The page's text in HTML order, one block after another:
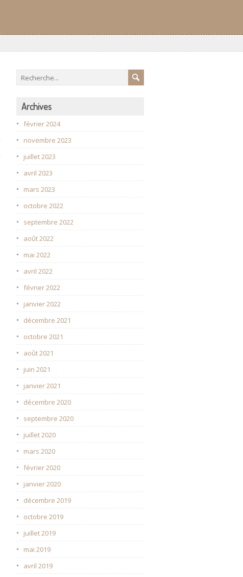
Archives
février 2024
novembre 2023
juillet 2023
avril 2023
mars 2023
octobre 2022
septembre 2022
août 2022
mai 2022
avril 2022
février 2022
janvier 2022
décembre 2021
octobre 2021
août 2021
juin 2021
janvier 2021
décembre 2020
septembre 2020
juillet 2020
mars 2020
février 2020
janvier 2020
décembre 2019
octobre 2019
juillet 2019
mai 2019
avril 2019